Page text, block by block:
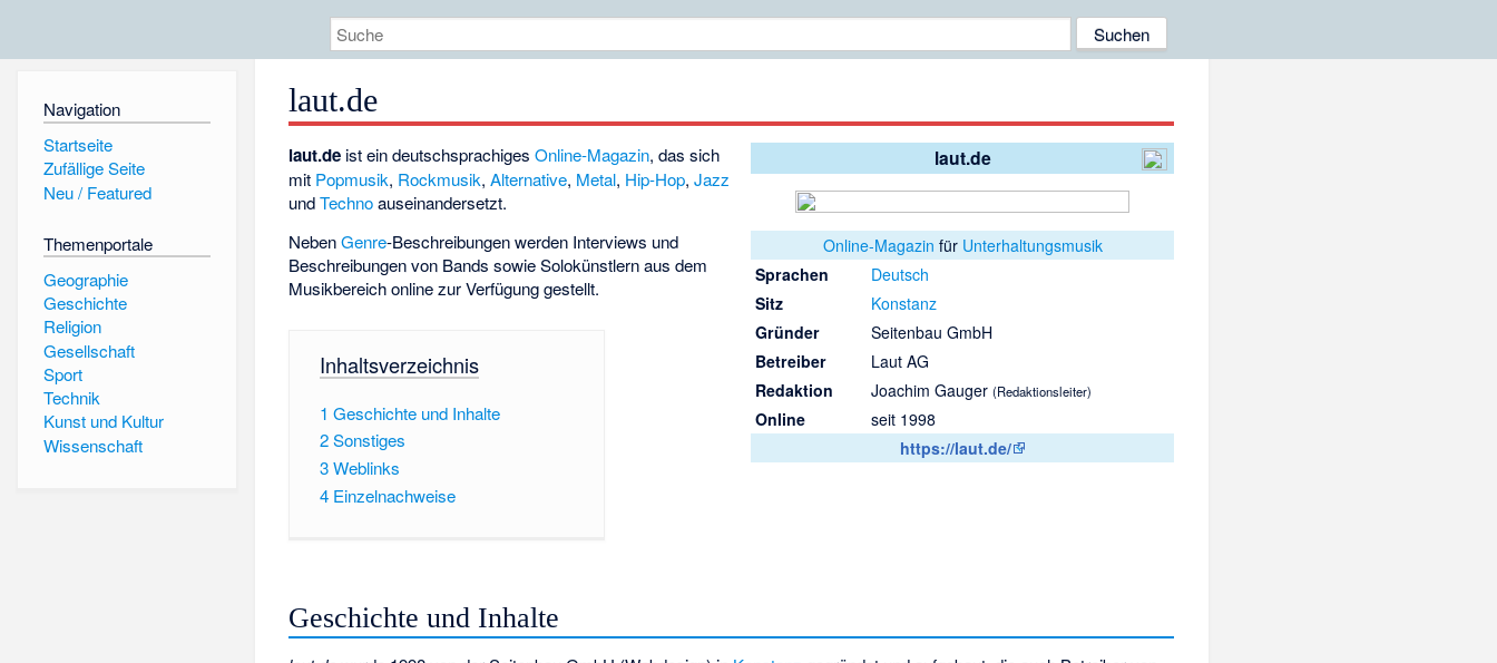
Navigation
Startseite
Zufällige Seite
Neu / Featured
Themenportale
Geographie
Geschichte
Religion
Gesellschaft
Sport
Technik
Kunst und Kultur
Wissenschaft
laut.de
laut.de
Online-Magazin für Unterhaltungsmusik
Sprachen
Deutsch
Sitz
Konstanz
Gründer
Seitenbau GmbH
Betreiber
Laut AG
Redaktion
Joachim Gauger(Redaktionsleiter)
Online
seit 1998
https://laut.de/
laut.de ist ein deutschsprachigesOnline-Magazin, das sich
mit Popmusik, Rockmusik,Alternative, Metal, Hip-Hop,Jazz
undTechnoauseinandersetzt.
NebenGenre-Beschreibungen werden Interviews und
Beschreibungen von Bands sowie Solokünstlern aus dem
Musikbereich online zur Verfügung gestellt.
Inhaltsverzeichnis
1 Geschichte und Inhalte
2Sonstiges
3Weblinks
4 Einzelnachweise
Geschichte und Inhalte